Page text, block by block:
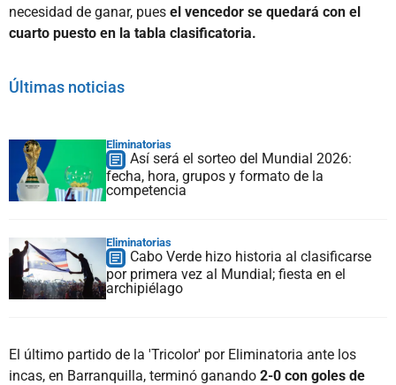
necesidad de ganar, pues el vencedor se quedará con el
cuarto puesto en la tabla clasificatoria.
Últimas noticias
Eliminatorias
Así será el sorteo del Mundial 2026:
fecha, hora, grupos y formato de la
competencia
Eliminatorias
Cabo Verde hizo historia al clasificarse
por primera vez al Mundial; fiesta en el
archipiélago
El último partido de la 'Tricolor' por Eliminatoria ante los
incas, en Barranquilla, terminó ganando 2-0 con goles de